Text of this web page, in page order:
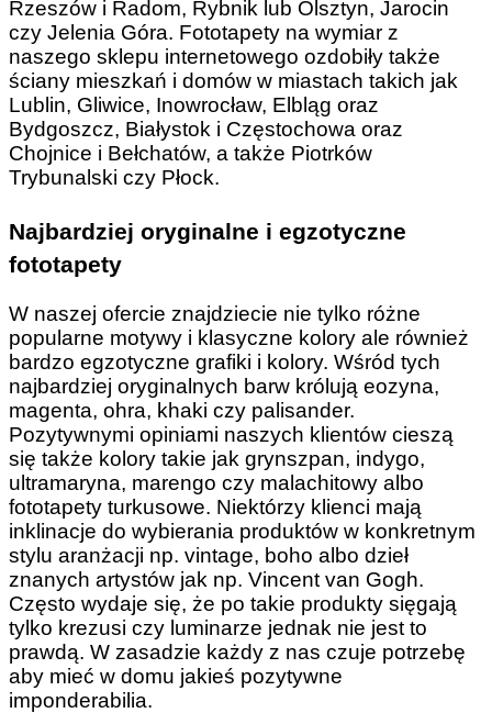
Rzeszów i Radom, Rybnik lub Olsztyn, Jarocin
czy Jelenia Góra. Fototapety na wymiar z
naszego sklepu internetowego ozdobiły także
ściany mieszkań i domów w miastach takich jak
Lublin, Gliwice, Inowrocław, Elbląg oraz
Bydgoszcz, Białystok i Częstochowa oraz
Chojnice i Bełchatów, a także Piotrków
Trybunalski czy Płock.
Najbardziej oryginalne i egzotyczne
fototapety
W naszej ofercie znajdziecie nie tylko różne
popularne motywy i klasyczne kolory ale również
bardzo egzotyczne grafiki i kolory. Wśród tych
najbardziej oryginalnych barw królują eozyna,
magenta, ohra, khaki czy palisander.
Pozytywnymi opiniami naszych klientów cieszą
się także kolory takie jak grynszpan, indygo,
ultramaryna, marengo czy malachitowy albo
fototapety turkusowe. Niektórzy klienci mają
inklinacje do wybierania produktów w konkretnym
stylu aranżacji np. vintage, boho albo dzieł
znanych artystów jak np. Vincent van Gogh.
Często wydaje się, że po takie produkty sięgają
tylko krezusi czy luminarze jednak nie jest to
prawdą. W zasadzie każdy z nas czuje potrzebę
aby mieć w domu jakieś pozytywne
imponderabilia.